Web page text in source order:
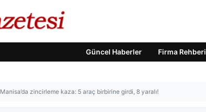
Güncel Haberler Firma Rehberi
Manisa’da zincirleme kaza: 5 araç birbirine girdi, 8 yaralı!